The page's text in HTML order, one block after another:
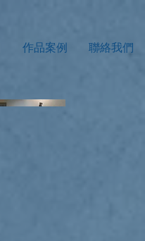
作品案例 聯絡我們